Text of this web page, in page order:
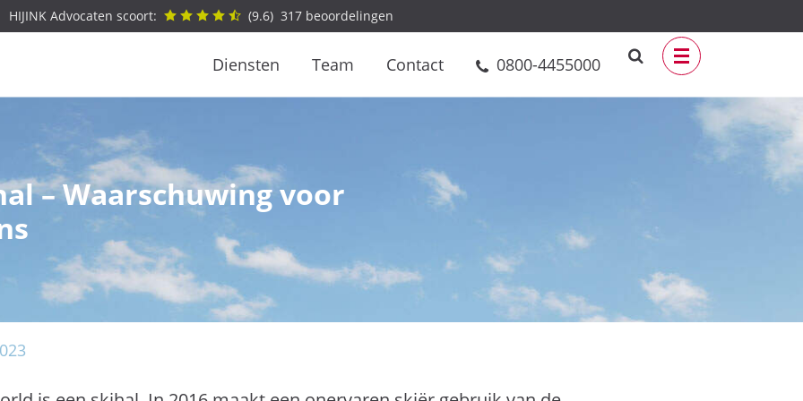
HIJINK Advocaten scoort: (9.6) 317beoordelingen
Diensten Team Contact 0800-4455000
– Waarschuwing voor